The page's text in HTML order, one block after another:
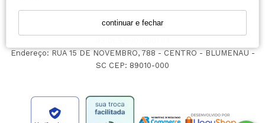
continuar e fechar
INTENSE COMERCIO DO VESTUARIO LTDA / CNPJ:
Endereço: RUA 15 DE NOVEMBRO, 788 - CENTRO - BLUMENAU -
SC CEP: 89010-000